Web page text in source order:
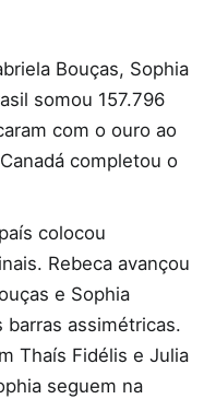
Bouças, Sophia
somou 157.796
com o ouro ao
completou o
colocou
Rebeca avançou
e Sophia
barras assimétricas.
Thaís Fidélis e Julia
seguem na